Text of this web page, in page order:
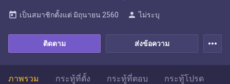
ส่งข้อความ
ติดตาม
today เป็นสมาชิกตั้งแต่ มิถุนายน 2560 person ไม่ระบุ
more_horiz
ภาพรวม กระทู้ที่ตั้ง กระทู้ที่ตอบ กระทู้โปรด